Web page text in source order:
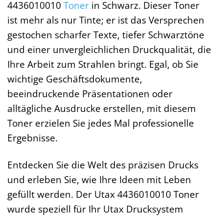
4436010010 Toner in Schwarz. Dieser Toner
ist mehr als nur Tinte; er ist das Versprechen
gestochen scharfer Texte, tiefer Schwarztöne
und einer unvergleichlichen Druckqualität, die
Ihre Arbeit zum Strahlen bringt. Egal, ob Sie
wichtige Geschäftsdokumente,
beeindruckende Präsentationen oder
alltägliche Ausdrucke erstellen, mit diesem
Toner erzielen Sie jedes Mal professionelle
Ergebnisse.
Entdecken Sie die Welt des präzisen Drucks
und erleben Sie, wie Ihre Ideen mit Leben
gefüllt werden. Der Utax 4436010010 Toner
wurde speziell für Ihr Utax Drucksystem